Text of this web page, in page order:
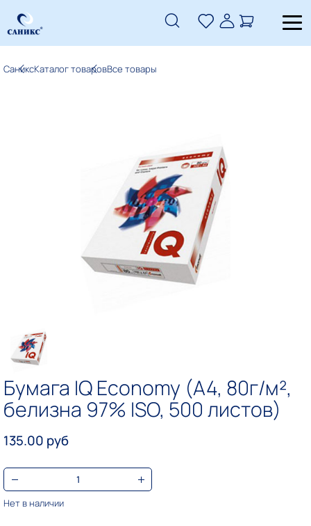
СаниксКаталог товаровВсе товары
Бумага IQ Economy (А4, 80г/м²,
белизна 97% ISO, 500 листов)
135.00 руб
Нет в наличии